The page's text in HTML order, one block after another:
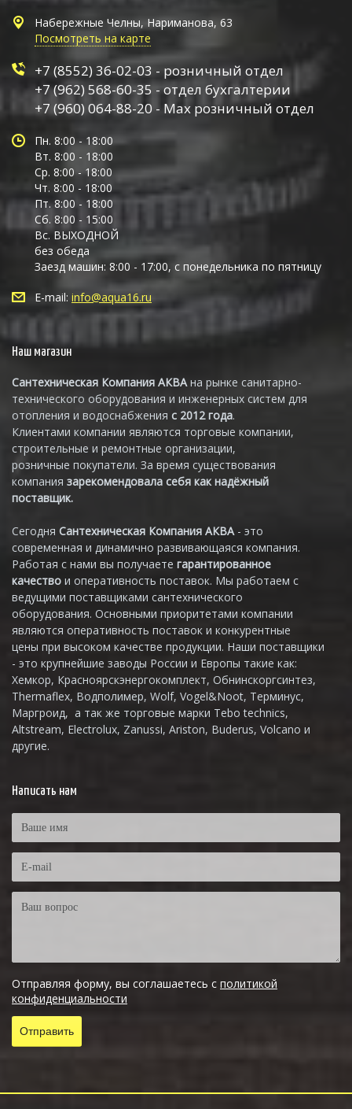
Набережные Челны, Нариманова, 63
Посмотреть на карте
+7 (8552) 36-02-03 - розничный отдел
+7 (962) 568-60-35 - отдел бухгалтерии
+7 (960) 064-88-20 - Max розничный отдел
Пн. 8:00 - 18:00
Вт. 8:00 - 18:00
Ср. 8:00 - 18:00
Чт. 8:00 - 18:00
Пт. 8:00 - 18:00
Сб. 8:00 - 15:00
Вс. ВЫХОДНОЙ
без обеда
Заезд машин: 8:00 - 17:00, с понедельника по пятницу
E-mail: info@aqua16.ru
Наш магазин
Сантехническая Компания АКВАна рынке санитарно-
технического оборудования и инженерных систем для
отопления и водоснабжения с 2012 года.
Клиентами компании являются торговые компании,
строительные и ремонтные организации,
розничные покупатели. За время существования
компания зарекомендовала себя как надёжный
поставщик.
Сегодня Сантехническая Компания АКВА - это
современная и динамично развивающаяся компания.
Работая с нами вы получаете гарантированное
качество и оперативность поставок. Мы работаем с
ведущими поставщиками сантехнического
оборудования. Основными приоритетами компании
являются оперативность поставок и конкурентные
цены при высоком качестве продукции. Наши поставщики
- это крупнейшие заводы России и Европы такие как:
Хемкор, Красноярскэнергокомплект, Обнинскоргсинтез,
Thermaflex, Водполимер, Wolf, Vogel&Noot, Терминус,
Маргроид, а так же торговые марки Tebo technics,
Altstream, Electrolux, Zanussi, Ariston, Buderus, Volcano и
другие.
Написать нам
Отправляя форму, вы соглашаетесь с политикой
конфиденциальности